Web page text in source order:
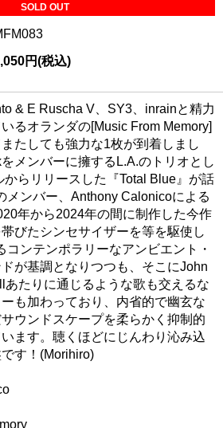
SOLD OUT
円(税込)
& E Ruscha V、SY3、inrainと精力
るオランダの[Music From Memory]
たしても強力な1枚が到着しまし
メンバーに擁するL.A.のトリオとし
らリリースした『Total Blue』が話
メンバー、Anthony Calonicoによる
年から2024年の間に制作した今作
びたシンセサイザーを等を駆使し
コンテンポラリーなアンビエント・
が基調となりつつも、そこにJohn
あたりに通じるような歌も交えるな
も加わっており、内省的で幽玄な
ウンドスケープを柔らかく抑制的
ます。聴くほどにじんわり沁み込
す！(Morihiro)